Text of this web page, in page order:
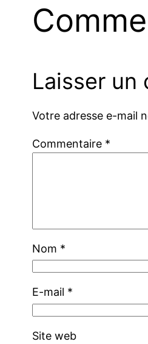
Laisser un
Votre adresse e-mail
Commentaire *
Nom *
E-mail *
Site web